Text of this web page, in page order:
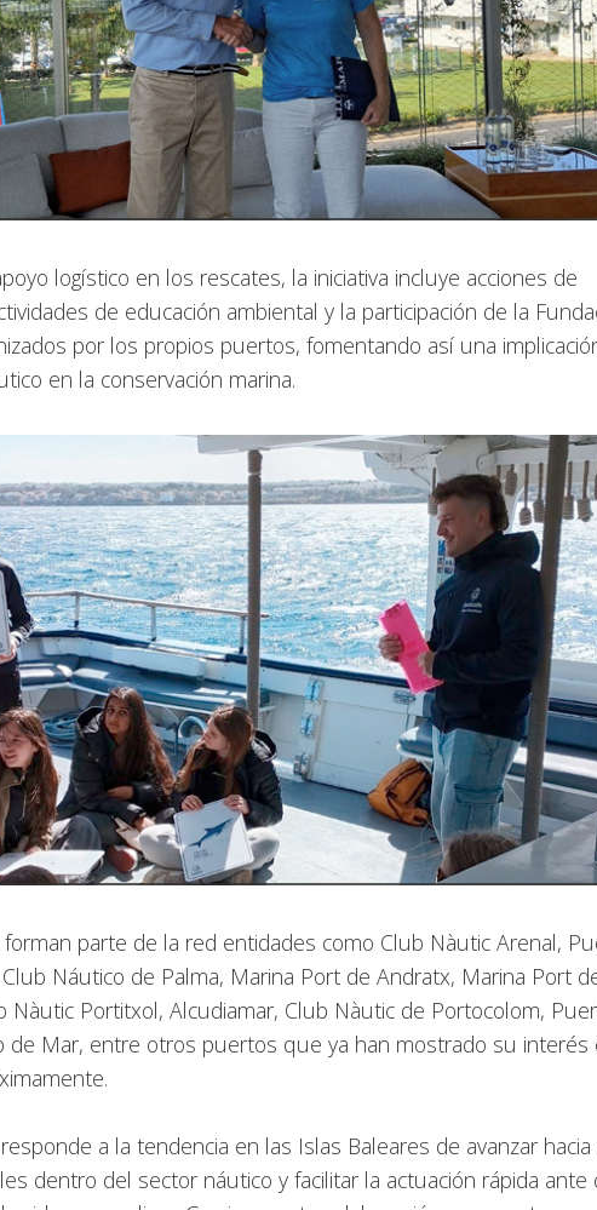
logístico en los rescates, la iniciativa incluye acciones de
de educación ambiental y la participación de la
por los propios puertos, fomentando así una
en la conservación marina.
parte de la red entidades como Club Nàutic Arenal,
Náutico de Palma, Marina Port de Andratx, Marina Port
Nàutic Portitxol, Alcudiamar, Club Nàutic de Portocolom,
de Mar, entre otros puertos que ya han mostrado su interés
responde a la tendencia en las Islas Baleares de avanzar
dentro del sector náutico y facilitar la actuación rápida ante